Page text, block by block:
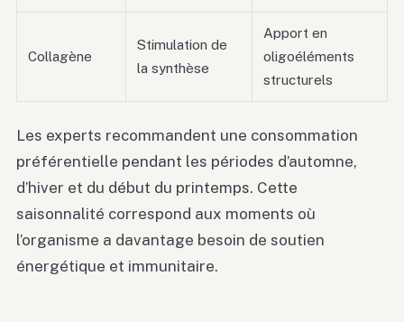
Collagène
Stimulation de
la synthèse
Apport en
oligoéléments
structurels
Les experts recommandent une consommation
préférentielle pendant les périodes d’automne,
d’hiver et du début du printemps. Cette
saisonnalité correspond aux moments où
l’organisme a davantage besoin de soutien
énergétique et immunitaire.